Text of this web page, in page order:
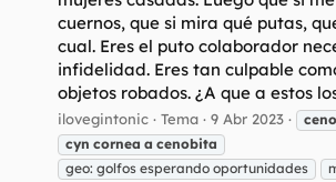
cuernos, que si mira qué putas,
cual. Eres el puto colaborador
infidelidad. Eres tan culpable
objetos robados. ¿A que a estos
ilovegintonic Tema 9 Abr 2023
cyn cornea a cenobita
geo: golfos esperando oportunidades